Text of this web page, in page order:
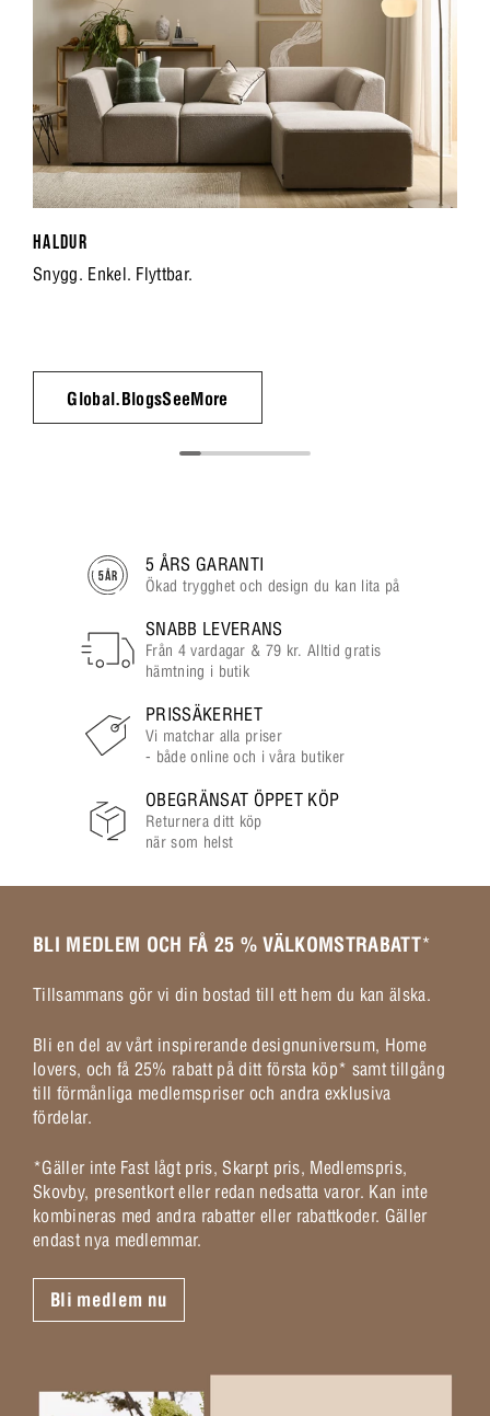
HALDUR
Snygg. Enkel. Flyttbar.
Global.BlogsSeeMore
5 ÅRS GARANTI
Ökad trygghet och design du kan lita på
SNABB LEVERANS
Från 4 vardagar & 79 kr. Alltid gratis
hämtning i butik
PRISSÄKERHET
Vi matchar alla priser
- både online och i våra butiker
OBEGRÄNSAT ÖPPET KÖP
Returnera ditt köp
när som helst
BLI MEDLEM OCH FÅ 25 % VÄLKOMSTRABATT*
Tillsammans gör vi din bostad till ett hem du kan älska.
Bli en del av vårt inspirerande designuniversum, Home
lovers, och få 25% rabatt på ditt första köp* samt tillgång
till förmånliga medlemspriser och andra exklusiva
fördelar.
*Gäller inte Fast lågt pris, Skarpt pris, Medlemspris,
Skovby, presentkort eller redan nedsatta varor. Kan inte
kombineras med andra rabatter eller rabattkoder. Gäller
endast nya medlemmar.
Bli medlem nu